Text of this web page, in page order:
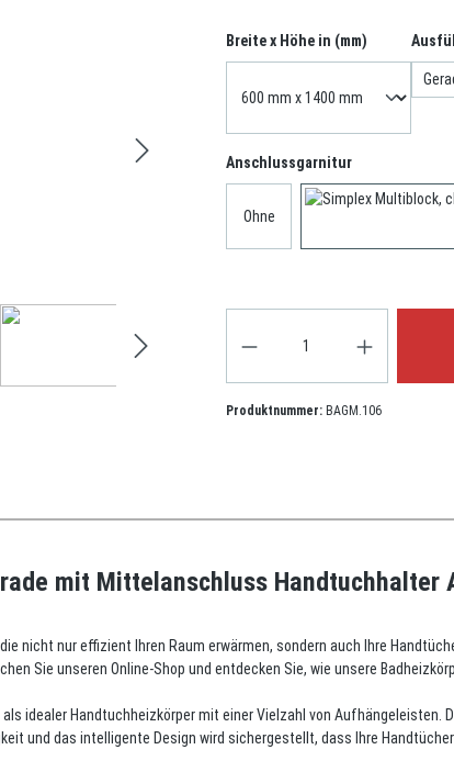
Breite x Höhe in (mm)
Anschlussgarnitur
Ohne
Produktnummer: BAGM.106
mit Mittelanschluss Handtuchhalter
nicht nur effizient Ihren Raum erwärmen, sondern auch Ihre
Sie unseren Online-Shop und entdecken Sie, wie unsere
idealer Handtuchheizkörper mit einer Vielzahl von Aufhängeleisten.
und das intelligente Design wird sichergestellt, dass Ihre